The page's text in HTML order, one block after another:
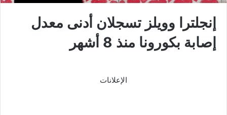
إنجلترا وويلز تسجلان أدنى معدل
إصابة بكورونا منذ 8 أشهر
الإعلانات